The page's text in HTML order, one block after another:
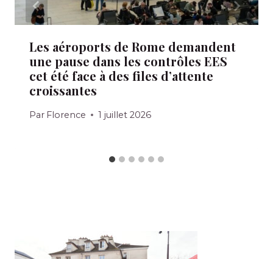
Les aéroports de Rome demandent
une pause dans les contrôles EES
cet été face à des files d’attente
croissantes
Par Florence 1 juillet 2026